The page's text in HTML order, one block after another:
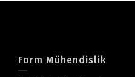
Form Mühendislik